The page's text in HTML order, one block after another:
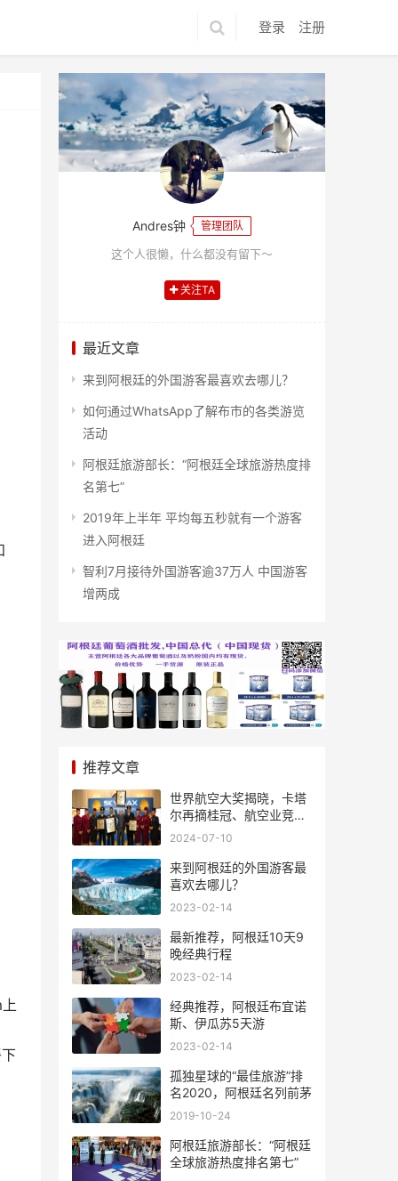
登录 注册
Andres钟 管理团队
这个人很懒，什么都没有留下～
关注TA
最近文章
来到阿根廷的外国游客最喜欢去哪儿？
如何通过WhatsApp了解布市的各类游览
活动
阿根廷旅游部长：“阿根廷全球旅游热度排
名第七”
2019年上半年 平均每五秒就有一个游客
进入阿根廷
智利7月接待外国游客逾37万人 中国游客
增两成
推荐文章
世界航空大奖揭晓，卡塔
尔再摘桂冠、航空业竞争
风起云涌
2024-07-10
来到阿根廷的外国游客最
喜欢去哪儿？
2023-02-14
最新推荐，阿根廷10天9
晚经典行程
2023-02-14
经典推荐，阿根廷布宜诺
斯、伊瓜苏5天游
2023-02-14
孤独星球的“最佳旅游”排
名2020，阿根廷名列前茅
2019-10-24
阿根廷旅游部长：“阿根廷
全球旅游热度排名第七”